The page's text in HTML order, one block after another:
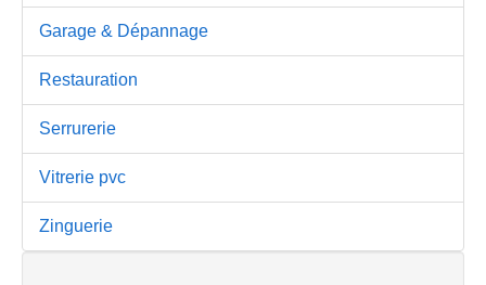
Garage & Dépannage
Restauration
Serrurerie
Vitrerie pvc
Zinguerie